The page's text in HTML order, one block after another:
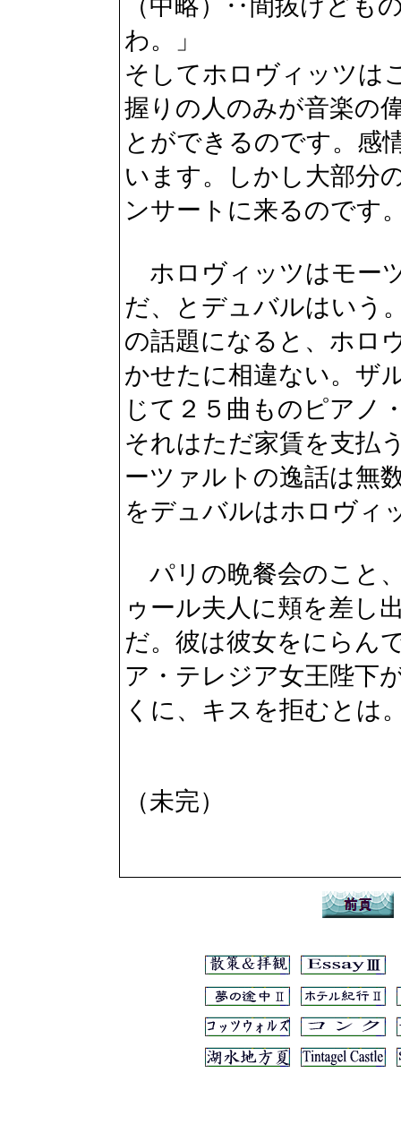
（中略）‥間抜けども
わ。」
そしてホロヴィッツは
握りの人のみが音楽の
とができるのです。感
います。しかし大部分
ンサートに来るのです
ホロヴィッツはモー
だ、とデュバルはいう
の話題になると、ホロ
かせたに相違ない。ザ
じて２５曲ものピアノ
それはただ家賃を支払
ーツァルトの逸話は無
をデュバルはホロヴィ
パリの晩餐会のこと
ゥール夫人に頬を差し
だ。彼は彼女をにらん
ア・テレジア女王陛下
くに、キスを拒むとは
（未完）